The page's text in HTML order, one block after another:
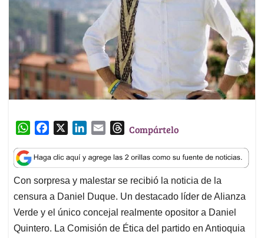
W
a
t
s
A
p
p
c
e
b
o
o
k
n
k
e
d
I
n
a
i
l
T
r
e
a
d
s
Compártelo
Con sorpresa y malestar se recibió la noticia de la
censura a Daniel Duque. Un destacado líder de Alianza
Verde y el único concejal realmente opositor a Daniel
Quintero. La Comisión de Ética del partido en Antioquia